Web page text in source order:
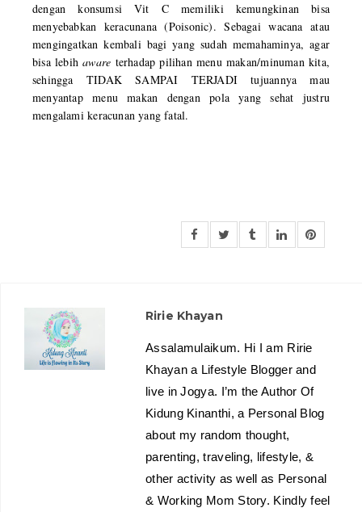
dengan konsumsi Vit C memiliki kemungkinan bisa
menyebabkan keracunana (Poisonic). Sebagai wacana atau
mengingatkan kembali bagi yang sudah memahaminya, agar
bisa lebihaware terhadap pilihan menu makan/minuman kita,
sehingga TIDAK SAMPAI TERJADI tujuannya mau
menyantap menu makan dengan pola yang sehat justru
mengalami keracunan yang fatal.
Ririe Khayan
Assalamulaikum. Hi I am Ririe
Khayan a Lifestyle Blogger and
live in Jogya. I’m the Author Of
Kidung Kinanthi, a Personal Blog
about my random thought,
parenting, traveling, lifestyle, &
other activity as well as Personal
& Working Mom Story. Kindly feel